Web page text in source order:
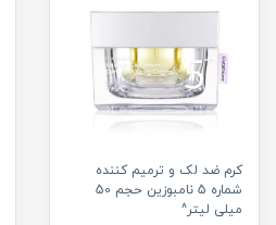
کرم ضد لک و ترمیم کننده
شماره 5 نامبوزین حجم 50
میلی لیتر^